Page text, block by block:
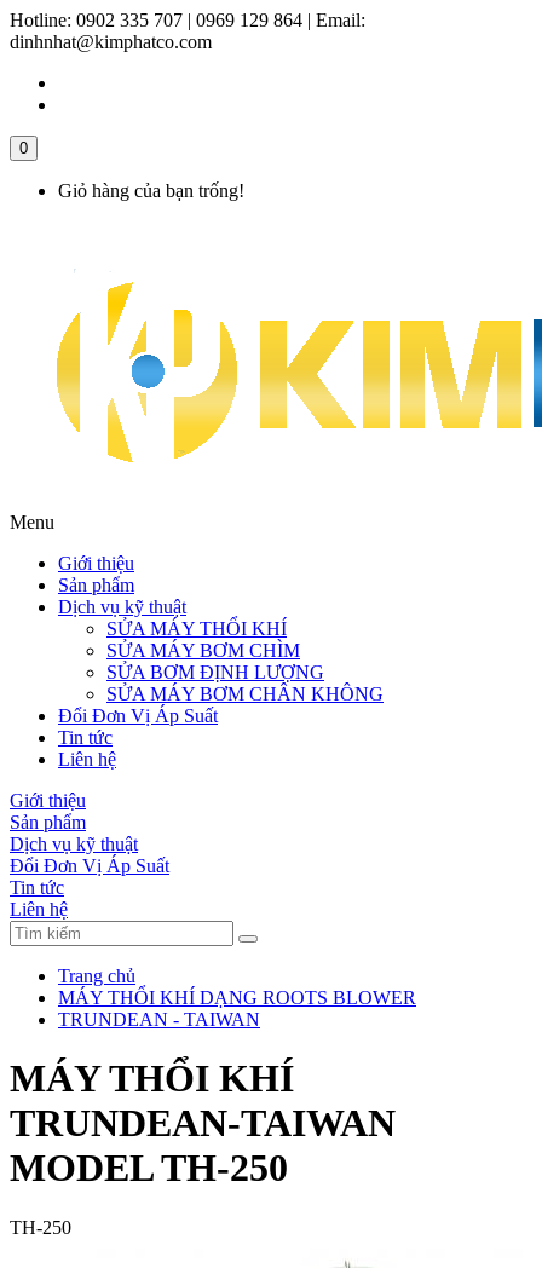
Hotline: 0902 335 707 | 0969 129 864 | Email:
dinhnhat@kimphatco.com
0
Giỏ hàng của bạn trống!
Menu
Giới thiệu
Sản phẩm
Dịch vụ kỹ thuật
SỬA MÁY THỔI KHÍ
SỬA MÁY BƠM CHÌM
SỬA BƠM ĐỊNH LƯỢNG
SỬA MÁY BƠM CHÂN KHÔNG
Đổi Đơn Vị Áp Suất
Tin tức
Liên hệ
Giới thiệu
Sản phẩm
Dịch vụ kỹ thuật
Đổi Đơn Vị Áp Suất
Tin tức
Liên hệ
Trang chủ
MÁY THỔI KHÍ DẠNG ROOTS BLOWER
TRUNDEAN - TAIWAN
MÁY THỔI KHÍ
TRUNDEAN-TAIWAN
MODEL TH-250
TH-250